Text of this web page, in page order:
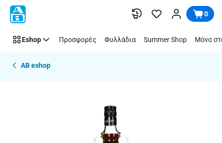
Παράλειψη 0
Eshop Προσφορές Φυλλάδια Summer Shop Μόνο
AB eshop